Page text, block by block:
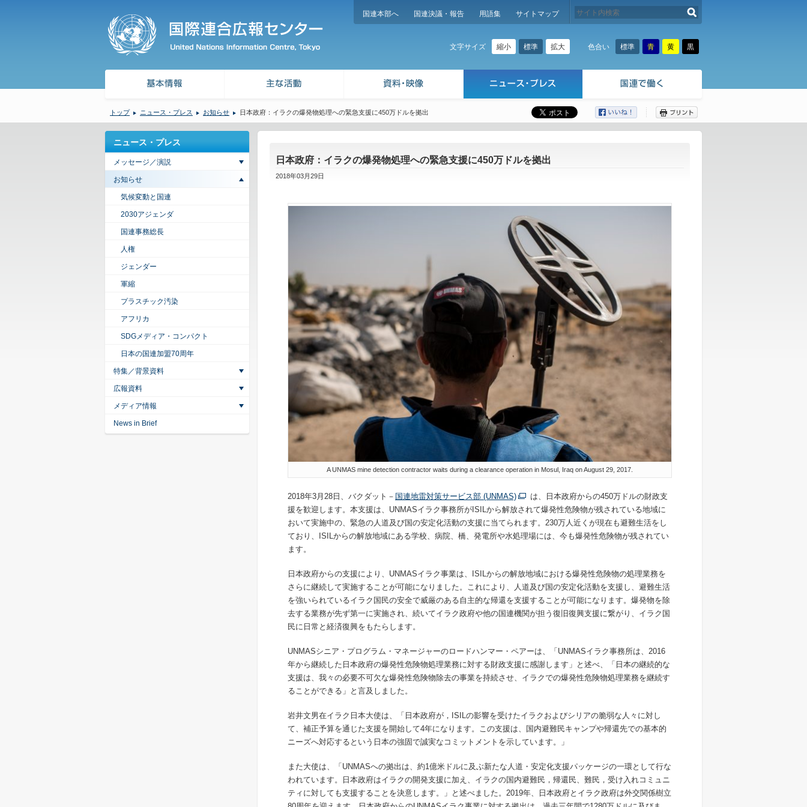
国連本部へ 国連決議・報告 用語集 サイトマップ
文字サイズ 縮小 標準 拡大 色合い 標準 青 黄 黒
トップ ニュース・プレス お知らせ 日本政府：イラクの爆発物処理への緊急支援に450万ドルを拠出
日本政府：イラクの爆発物処理への緊急支援に450万ドルを拠出
2018年03月29日
A UNMAS mine detection contractor waits during a clearance operation in Mosul, Iraq on August 29, 2017.
2018年3月28日、バクダット－ 国連地雷対策サービス部 (UNMAS)
は、日本政府からの450万ドルの財政支
援を歓迎します。本支援は、UNMASイラク事務所がISILから解放されて爆発性危険物が残されている地域に
おいて実施中の、緊急の人道及び国の安定化活動の支援に当てられます。230万人近くが現在も避難生活をし
ており、ISILからの解放地域にある学校、病院、橋、発電所や水処理場には、今も爆発性危険物が残されてい
ます。
日本政府からの支援により、UNMASイラク事業は、ISILからの解放地域における爆発性危険物の処理業務を
さらに継続して実施することが可能になりました。これにより、人道及び国の安定化活動を支援し、避難生活
を強いられているイラク国民の安全で威厳のある自主的な帰還を支援することが可能になります。爆発物を除
去する業務が先ず第一に実施され、続いてイラク政府や他の国連機関が担う復旧復興支援に繋がり、イラク国
民に日常と経済復興をもたらします。
UNMASシニア・プログラム・マネージャーのロードハンマー・ペアーは、「UNMASイラク事務所は、2016
年から継続した日本政府の爆発性危険物処理業務に対する財政支援に感謝します」と述べ、「日本の継続的な
支援は、我々の必要不可欠な爆発性危険物除去の事業を持続させ、イラクでの爆発性危険物処理業務を継続す
ることができる」と言及しました。
岩井文男在イラク日本大使は、「日本政府が，ISILの影響を受けたイラクおよびシリアの脆弱な人々に対し
て、補正予算を通じた支援を開始して4年になります。この支援は、国内避難民キャンプや帰還先での基本的
ニーズへ対応するという日本の強固で誠実なコミットメントを示しています。」
また大使は、「UNMASへの拠出は、約1億米ドルに及ぶ新たな人道・安定化支援パッケージの一環として行な
われています。日本政府はイラクの開発支援に加え、イラクの国内避難民，帰還民、難民，受け入れコミュニ
ティに対しても支援することを決意します。」と述べました。2019年、日本政府とイラク政府は外交関係樹立
ニュース・プレス
メッセージ／演説
お知らせ
気候変動と国連
2030アジェンダ
国連事務総長
人権
ジェンダー
軍縮
プラスチック汚染
アフリカ
SDGメディア・コンパクト
日本の国連加盟70周年
特集／背景資料
広報資料
メディア情報
News in Brief